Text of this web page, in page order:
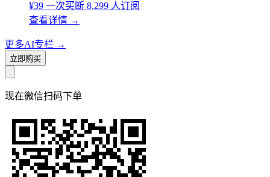
¥39 一次买断 8,299 人订阅
查看详情 →
更多AI专栏 →
立即购买
现在微信扫码下单